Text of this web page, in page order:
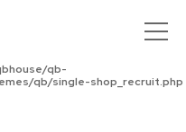
qb/single-shop_recruit.php
qb-
qb/single-shop_recruit.php